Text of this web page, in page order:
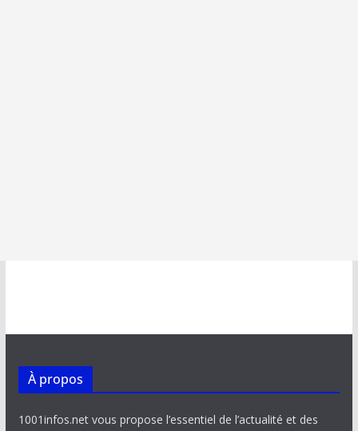
À propos
1001infos.net vous propose l’essentiel de l’actualité et des